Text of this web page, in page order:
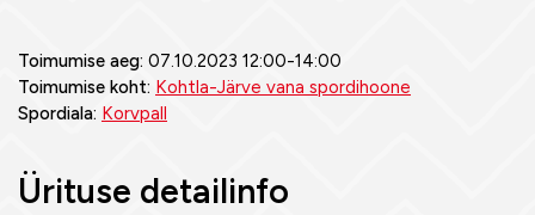
Toimumise aeg: 07.10.2023 12:00-14:00
Toimumise koht: Kohtla-Järve vana spordihoone
Spordiala: Korvpall
Ürituse detailinfo